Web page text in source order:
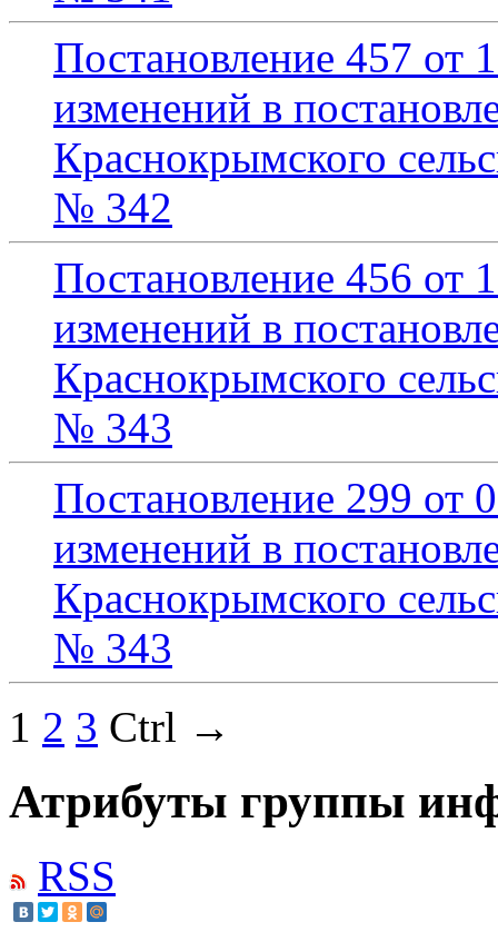
Постановление 457 от
изменений в
Краснокрымского
№ 342
Постановление 456 от
изменений в
Краснокрымского
№ 343
Постановление 299 от
изменений в
Краснокрымского
№ 343
1 2 3 Ctrl →
Атрибуты группы
RSS